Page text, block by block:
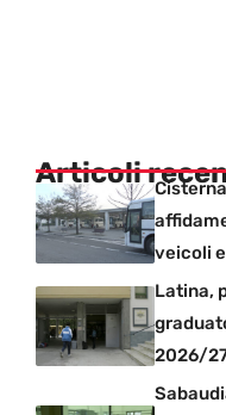
Articoli
veicoli
Latina,
2026/